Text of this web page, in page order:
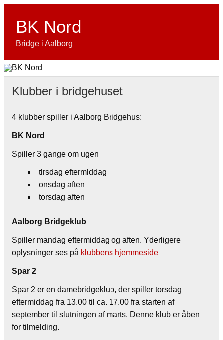
Skip
contentBK Nord
Bridge i Aalborg
Klubber i bridgehuset
4 klubber spiller i Aalborg Bridgehus:
BK Nord
Spiller 3 gange om ugen
tirsdag eftermiddag
onsdag aften
torsdag aften
Aalborg Bridgeklub
Spiller mandag eftermiddag og aften. Yderligere
oplysninger ses på klubbens hjemmeside
Spar 2
Spar 2 er en damebridgeklub, der spiller torsdag
eftermiddag fra 13.00 til ca. 17.00 fra starten af
september til slutningen af marts. Denne klub er åben
for tilmelding.